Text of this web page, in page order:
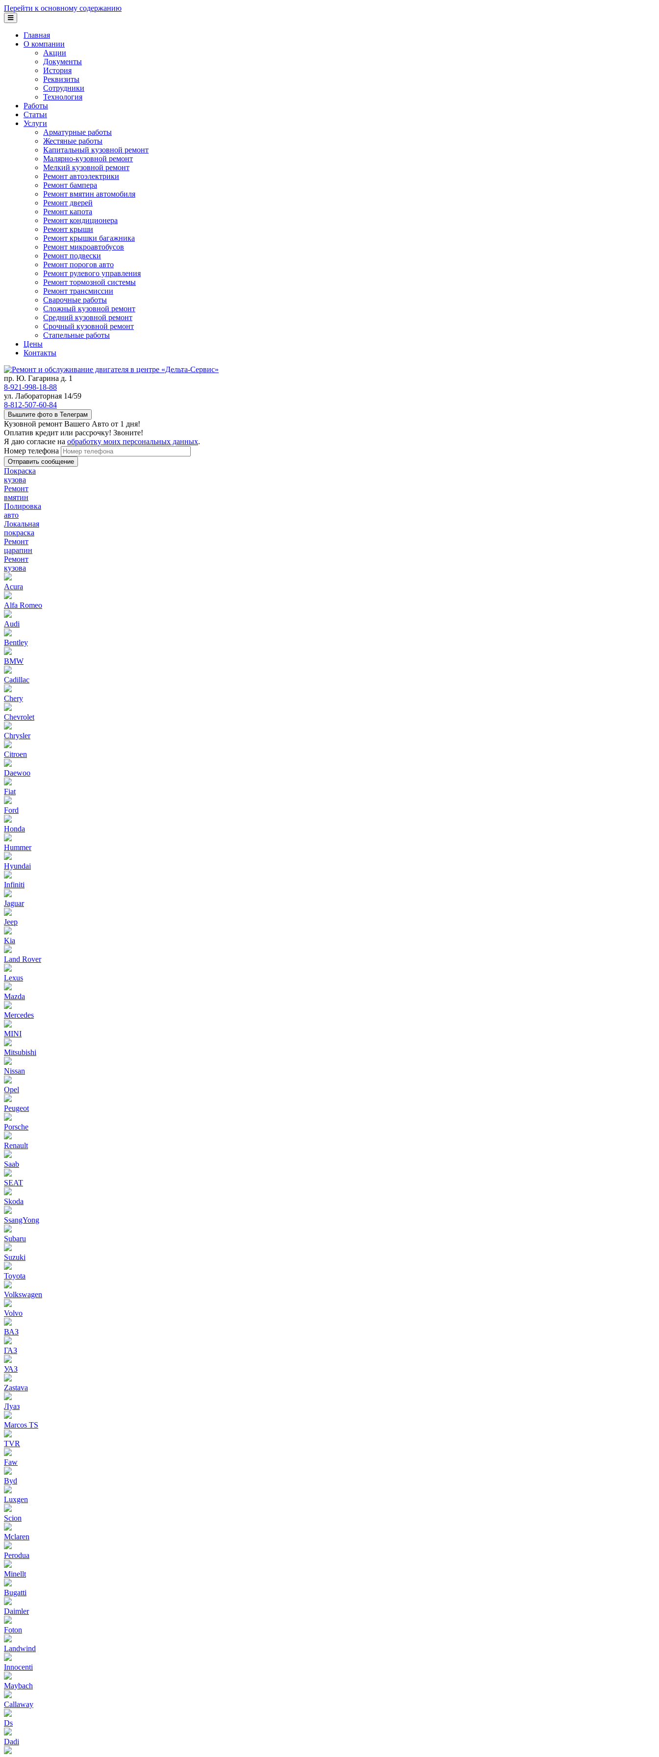
Перейти к основному содержанию
Главная
О компании
Акции
Документы
История
Реквизиты
Сотрудники
Технология
Работы
Статьи
Услуги
Арматурные работы
Жестяные работы
Капитальный кузовной ремонт
Малярно-кузовной ремонт
Мелкий кузовной ремонт
Ремонт автоэлектрики
Ремонт бампера
Ремонт вмятин автомобиля
Ремонт дверей
Ремонт капота
Ремонт кондиционера
Ремонт крыши
Ремонт крышки багажника
Ремонт микроавтобусов
Ремонт подвески
Ремонт порогов авто
Ремонт рулевого управления
Ремонт тормозной системы
Ремонт трансмиссии
Сварочные работы
Сложный кузовной ремонт
Средний кузовной ремонт
Срочный кузовной ремонт
Стапельные работы
Цены
Контакты
пр. Ю. Гагарина д. 1
8-921-998-18-88
ул. Лабораторная 14/59
8-812-507-60-84
Вышлите фото в Телеграм
Кузовной ремонт Вашего Авто от 1 дня!
Оплатив кредит или рассрочку! Звоните!
Я даю согласие на обработку моих персональных данных.
Номер телефона
Покраска
кузова
Ремонт
вмятин
Полировка
авто
Локальная
покраска
Ремонт
царапин
Ремонт
кузова
Acura
Alfa Romeo
Audi
Bentley
BMW
Cadillac
Chery
Chevrolet
Chrysler
Citroen
Daewoo
Fiat
Ford
Honda
Hummer
Hyundai
Infiniti
Jaguar
Jeep
Kia
Land Rover
Lexus
Mazda
Mercedes
MINI
Mitsubishi
Nissan
Opel
Peugeot
Porsche
Renault
Saab
SEAT
Skoda
SsangYong
Subaru
Suzuki
Toyota
Volkswagen
Volvo
ВАЗ
ГАЗ
УАЗ
Zastava
Луаз
Marcos TS
TVR
Faw
Byd
Luxgen
Scion
Mclaren
Perodua
Minellt
Bugatti
Daimler
Foton
Landwind
Innocenti
Maybach
Callaway
Ds
Dadi